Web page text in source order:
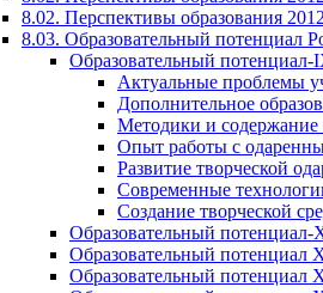
8.02. Перспективы образования
8.03. Образовательный потенциал
Образовательный потенциал-
Актуальные проблемы
Дополнительное
Методики и содержание
Опыт работы с
Развитие творческой
Современные
Создание творческой
Образовательный потенциал-
Образовательный потенциал
Образовательный потенциал